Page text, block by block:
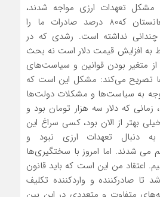
مشکل تعهدات ارزی مواجه شدند،
صادرات استان به افغانستان که80 درصد صادرات ما را
نداشته است. رشدی که در
به افزایش قیمت دلار است نه بحث
از متغیر بودن قوانین و سیاست‌های
تصریح می‌کند: مشکل این است که
توجه به سیاست‌ها و مشکلات دولت‌ها
زمانی که دلار سه هزار تومان بود و
بهتر از الان بود، کسی سراغ این
دنبال تعهدات ارزی نبود و
می شدند. اما امروز با سختگیری‌ها
اعتقاد من این است که باید قانون
تا صادرکننده و واردکننده تکلیف